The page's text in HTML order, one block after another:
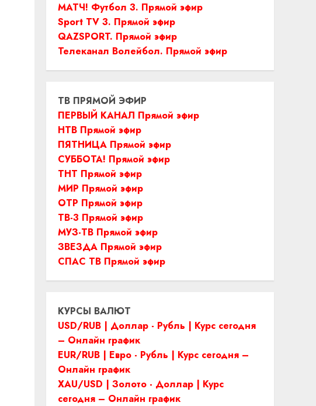
МАТЧ! Футбол 3. Прямой эфир
Sport TV 3. Прямой эфир
QAZSPORT. Прямой эфир
Телеканал Волейбол. Прямой эфир
ТВ ПРЯМОЙ ЭФИР
ПЕРВЫЙ КАНАЛ Прямой эфир
НТВ Прямой эфир
ПЯТНИЦА Прямой эфир
СУББОТА! Прямой эфир
ТНТ Прямой эфир
МИР Прямой эфир
ОТР Прямой эфир
ТВ-3 Прямой эфир
МУЗ-ТВ Прямой эфир
ЗВЕЗДА Прямой эфир
СПАС ТВ Прямой эфир
КУРСЫ ВАЛЮТ
USD/RUB | Доллар - Рубль | Курс сегодня
– Онлайн график
EUR/RUB | Евро - Рубль | Курс сегодня –
Онлайн график
XAU/USD | Золото - Доллар | Курс
сегодня – Онлайн график